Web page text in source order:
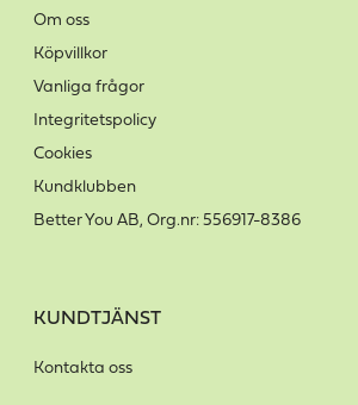
Om oss
Köpvillkor
Vanliga frågor
Integritetspolicy
Cookies
Kundklubben
Better You AB, Org.nr: 556917-8386
KUNDTJÄNST
Kontakta oss